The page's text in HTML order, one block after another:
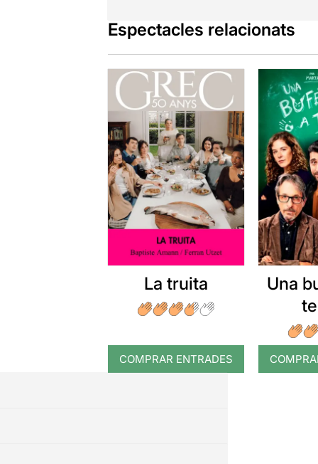
Espectacles relacionats
La truita
COMPRAR ENTRADES
Una